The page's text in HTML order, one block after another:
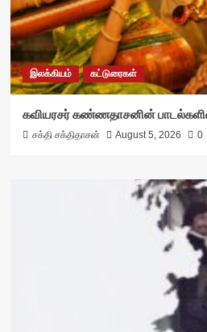
இலக்கியம் கட்டுரைகள்
கவியரசர் கண்ணதாசனின்
சக்தி சக்திதாசன் August 5, 2026 0